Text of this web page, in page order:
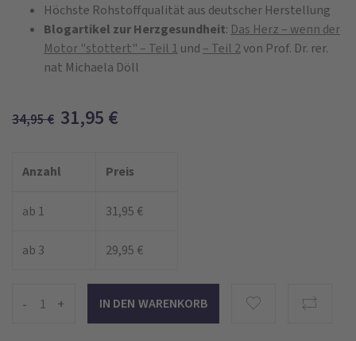
Höchste Rohstoffqualität aus deutscher Herstellung
Blogartikel zur Herzgesundheit: Das Herz – wenn der
Motor "stottert" – Teil 1 und – Teil 2von Prof. Dr. rer.
nat Michaela Döll
34,95€ 31,95 €
Anzahl Preis
ab 1 31,95 €
ab 3 29,95 €
- +